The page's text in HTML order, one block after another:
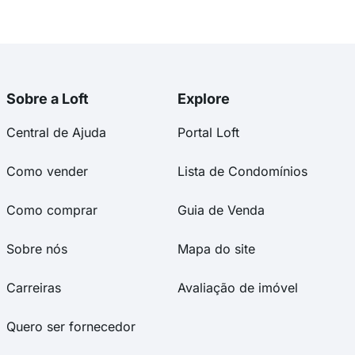
Sobre a Loft
Central de Ajuda
Como vender
Como comprar
Sobre nós
Carreiras
Quero ser fornecedor
Explore
Portal Loft
Lista de Condomínios
Guia de Venda
Mapa do site
Avaliação de imóvel